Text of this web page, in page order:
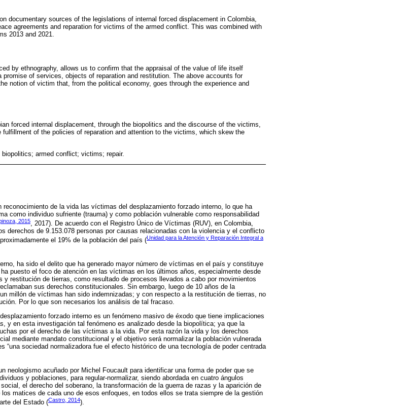
documentary sources of the legislations of internal forced displacement in Colombia,
agreements and reparation for victims of the armed conflict. This was combined with
2013 and 2021.
by ethnography, allows us to confirm that the appraisal of the value of life itself
of services, objects of reparation and restitution. The above accounts for
notion of victim that, from the political economy, goes through the experience and
forced internal displacement, through the biopolitics and the discourse of the victims,
of the policies of reparation and attention to the victims, which skew the
armed conflict; victims; repair.
reconocimiento de la vida las víctimas del desplazamiento forzado interno, lo que ha
como individuo sufriente (trauma) y como población vulnerable como responsabilidad
2015, 2017). De acuerdo con el Registro Único de Víctimas (RUV), en Colombia,
derechos de 9.153.078 personas por causas relacionadas con la violencia y el conflicto
el 19% de la población del país (Unidad para la Atención y Reparación Integral a
ha sido el delito que ha generado mayor número de víctimas en el país y constituye
puesto el foco de atención en las víctimas en los últimos años, especialmente desde
restitución de tierras, como resultado de procesos llevados a cabo por movimientos
sus derechos constitucionales. Sin embargo, luego de 10 años de la
millón de víctimas han sido indemnizadas; y con respecto a la restitución de tierras, no
Por lo que son necesarios los análisis de tal fracaso.
forzado interno es un fenómeno masivo de éxodo que tiene implicaciones
y en esta investigación tal fenómeno es analizado desde la biopolítica; ya que la
por el derecho de las víctimas a la vida. Por esta razón la vida y los derechos
mediante mandato constitucional y el objetivo será normalizar la población vulnerada
“una sociedad normalizadora fue el efecto histórico de una tecnología de poder centrada
neologismo acuñado por Michel Foucault para identificar una forma de poder que se
y poblaciones, para regular-normalizar, siendo abordada en cuatro ángulos
el derecho del soberano, la transformación de la guerra de razas y la aparición de
los matices de cada uno de esos enfoques, en todos ellos se trata siempre de la gestión
del Estado (Castro, 2014).